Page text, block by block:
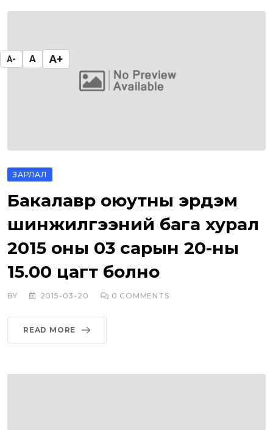
ЗАРЛАЛ
Бакалавр оюутны эрдэм
шинжилгээний бага хурал
2015 оны 03 сарын 20-ны
15.00 цагт болно
BY 2015-03-20 0 COMMENTS
READ MORE
A- A A+